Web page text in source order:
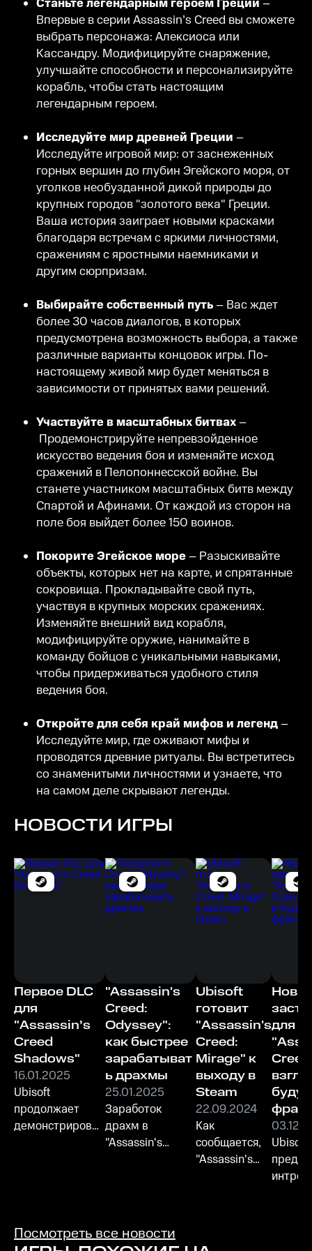
Станьте легендарным героем Греции –
Впервые в серии Assassin’s Creed вы сможете
выбрать персонажа: Алексиоса или
Кассандру. Модифицируйте снаряжение,
улучшайте способности и персонализируйте
корабль, чтобы стать настоящим
легендарным героем.
Исследуйте мир древней Греции –
Исследуйте игровой мир: от заснеженных
горных вершин до глубин Эгейского моря, от
уголков необузданной дикой природы до
крупных городов "золотого века" Греции.
Ваша история заиграет новыми красками
благодаря встречам с яркими личностями,
сражениям с яростными наемниками и
другим сюрпризам.
Выбирайте собственный путь– Вас ждет
более 30 часов диалогов, в которых
предусмотрена возможность выбора, а также
различные варианты концовок игры. По-
настоящему живой мир будет меняться в
зависимости от принятых вами решений.
Участвуйте в масштабных битвах–
Продемонстрируйте непревзойденное
искусство ведения боя и изменяйте исход
сражений в Пелопоннесской войне. Вы
станете участником масштабных битв между
Спартой и Афинами. От каждой из сторон на
поле боя выйдет более 150 воинов.
Покорите Эгейское море– Разыскивайте
объекты, которых нет на карте, и спрятанные
сокровища. Прокладывайте свой путь,
участвуя в крупных морских сражениях.
Изменяйте внешний вид корабля,
модифицируйте оружие, нанимайте в
команду бойцов с уникальными навыками,
чтобы придерживаться удобного стиля
ведения боя.
Откройте для себя край мифов и легенд–
Исследуйте мир, где оживают мифы и
проводятся древние ритуалы. Вы встретитесь
со знаменитыми личностями и узнаете, что
на самом деле скрывают легенды.
НОВОСТИ ИГРЫ
Первое DLC
для
"Assassin’s
Creed
Shadows"
16.01.2025
Ubisoft
продолжает
демонстрироват
нетерпением
ждут, что же они
"Assassin's
Creed:
Odyssey":
как быстрее
зарабатыват
ь драхмы
25.01.2025
Заработок
драхм в
"Assassin's
значительно
повлиять на Ваш
Ubisoft
готовит
"Assassin's
Creed:
Mirage" к
выходу в
Steam
22.09.2024
Как
сообщается,
"Assassin's
собой новый
для
Ubisoft
интро
Посмотреть все новости